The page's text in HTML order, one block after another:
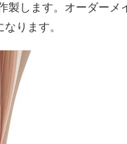
製します。オーダーメ
ります。